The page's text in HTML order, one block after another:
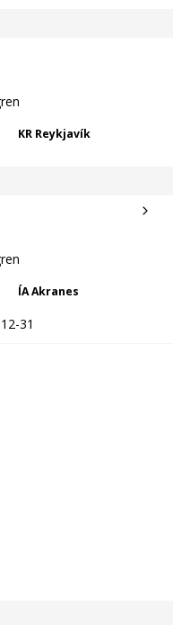
KR Reykjavík
ÍA Akranes
31